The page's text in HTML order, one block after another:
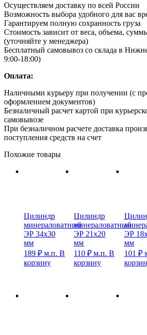
Осуществляем доставку по всей России
Возможность выбора удобного для вас
Гарантируем полную сохранность груза
Стоимость зависит от веса, объема,
(уточняйте у менеджера)
Бесплатный самовывоз со склада в
9:00-18:00)
Оплата:
Наличными курьеру при получении (с
оформлением документов)
Безналичный расчет картой при
самовывозе
При безналичном расчете доставка
поступления средств на счет
Похожие товары
Цилиндр
минераловатный
ЭР 34х30
мм
189 ₽ м.п. В
корзину
Цилиндр
минераловатный
ЭР 21х20
мм
110₽ м.п. В
корзину
ЭР
мм
101 ₽